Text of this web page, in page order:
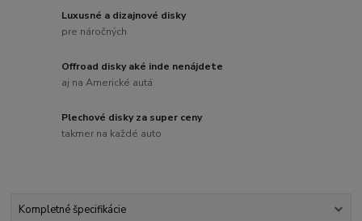
Luxusné a dizajnové disky
pre náročných
Offroad disky aké inde nenájdete
aj na Americké autá
Plechové disky za super ceny
takmer na každé auto
Kompletné špecifikácie